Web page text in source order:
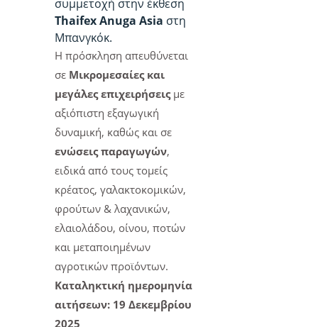
συμμετοχή στην έκθεση
Thaifex Anuga Asia στη
Μπανγκόκ.
Η πρόσκληση απευθύνεται
σε Μικρομεσαίες και
μεγάλες επιχειρήσειςμε
αξιόπιστη εξαγωγική
δυναμική, καθώς και σε
ενώσεις παραγωγών,
ειδικά από τους τομείς
κρέατος, γαλακτοκομικών,
φρούτων & λαχανικών,
ελαιολάδου, οίνου, ποτών
και μεταποιημένων
αγροτικών προϊόντων.
Καταληκτική ημερομηνία
αιτήσεων: 19 Δεκεμβρίου
2025